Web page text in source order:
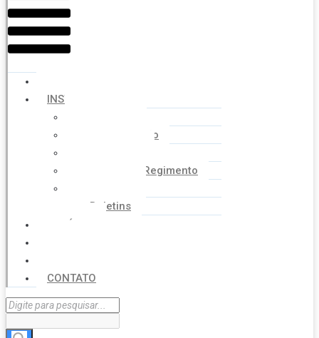
INSTITUCIONAL
Coordenação
Estatuto e Regimento
Boletins
NOTÍCIAS
CONTATO